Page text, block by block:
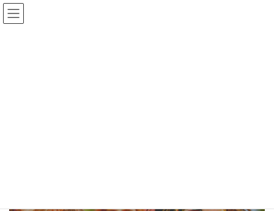
コ
ン
ナ
ビ